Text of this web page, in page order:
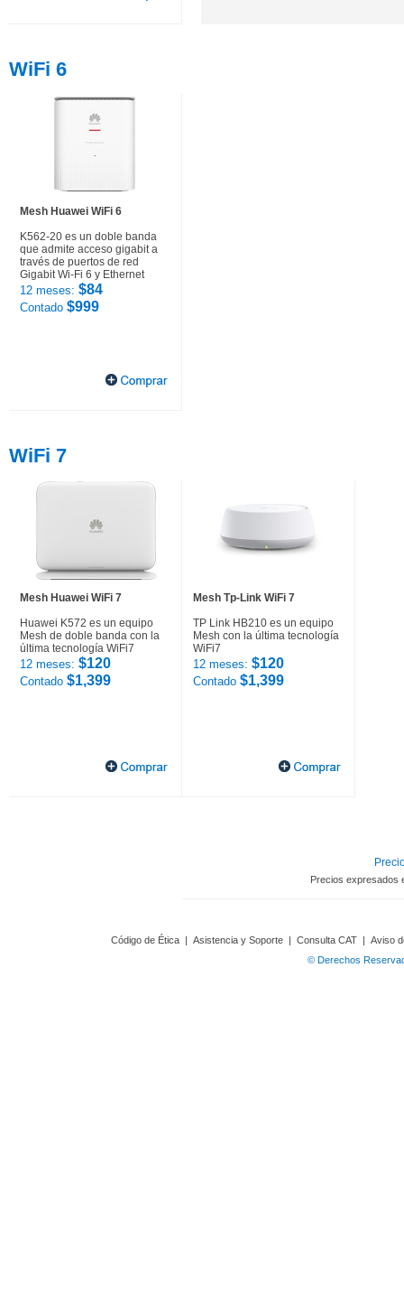
WiFi 6
Mesh Huawei WiFi 6
K562-20 es un doble banda
que admite acceso gigabit a
través de puertos de red
Gigabit Wi-Fi 6 y Ethernet
12 meses: $84
Contado $999
WiFi 7
Mesh Huawei WiFi 7
Huawei K572 es un equipo
Mesh de doble banda con la
última tecnología WiFi7
12 meses: $120
Contado $1,399
Mesh Tp-Link WiFi 7
TP Link HB210 es un equipo
Mesh con la última tecnología
WiFi7
12 meses: $120
Contado $1,399
Precios expresados
Código de Ética | Asistencia y Soporte | Consulta CAT | Aviso
© Derechos